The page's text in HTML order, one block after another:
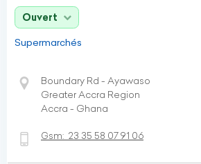
Ouvert
Supermarchés
Boundary Rd - Ayawaso
Greater Accra Region
Accra - Ghana
Gsm: 23 35 58 07 91 06